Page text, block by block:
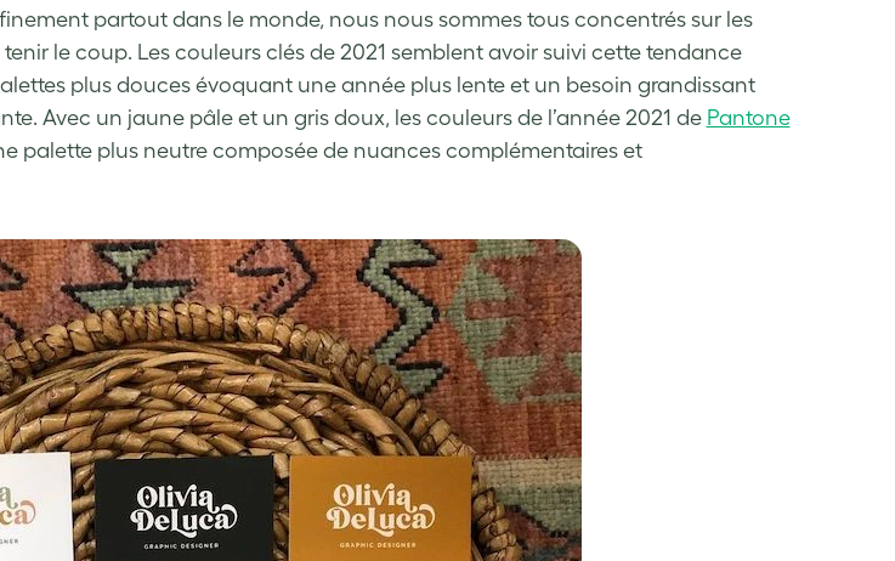
partout dans le monde, nous nous sommes tous concentrés sur les
le coup. Les couleurs clés de 2021 semblent avoir suivi cette tendance
plus douces évoquant une année plus lente et un besoin grandissant
Avec un jaune pâle et un gris doux, les couleurs de l’année 2021 de Pantone
palette plus neutre composée de nuances complémentaires et